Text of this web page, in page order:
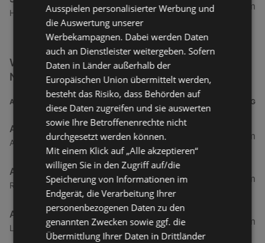
Hohenemserstraße 3a, 6890 Lustenau
7,44 km
Weitere Getränke & Lebensmittel Filialen in der
Nähe
ADRESSE ENTFERNUNG
ADEG Österreich Handelsakt.Ges
Atu53220009 Rheinstraße 1, 6974 Gaissau
0,5 km
ADEG
Rheinstraße 1, 6974 Gaissau
0,5 km
ADEG
Landstraße 50, 6973 Hoechst
2,69 km
Ausspielen personalisierter Werbung und
die Auswertung unserer
Werbekampagnen. Dabei werden Daten
auch an Dienstleister weitergeben. Sofern
Daten in Länder außerhalb der
Europäischen Union übermittelt werden,
besteht das Risiko, dass Behörden auf
diese Daten zugreifen und sie auswerten
sowie Ihre Betroffenenrechte nicht
durchgesetzt werden können.
Mit einem Klick auf „Alle akzeptieren“
willigen Sie in den Zugriff auf/die
Speicherung von Informationen im
Endgerät, die Verarbeitung Ihrer
personenbezogenen Daten zu den
genannten Zwecken sowie ggf. die
Übermittlung Ihrer Daten in Drittländer